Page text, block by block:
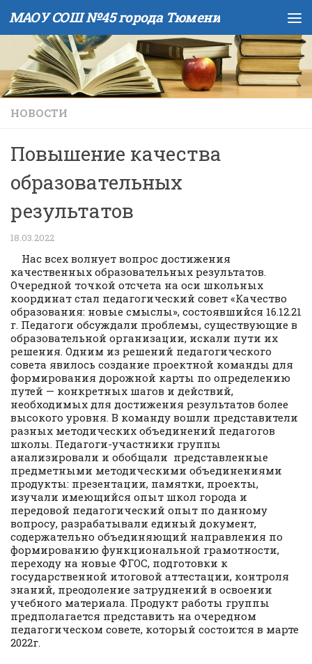
Skip to content
МАОУ СОШ №45 города Тюмени
НОВОСТИ
Повышение качества
образовательных
результатов
18.03.2022
Нас всех волнует вопрос достижения
качественных образовательных результатов.
Очередной точкой отсчета на оси школьных
координат стал педагогический совет «Качество
образования: новые смыслы», состоявшийся 16.12.21
г. Педагоги обсуждали проблемы, существующие в
образовательной организации, искали пути их
решения. Одним из решений педагогического
совета явилось создание проектной команды для
формирования дорожной карты по определению
путей — конкретных шагов и действий,
необходимых для достижения результатов более
высокого уровня. В команду вошли представители
разных методических объединений педагогов
школы. Педагоги-участники группы
анализировали и обобщали представленные
предметными методическими объединениями
продукты: презентации, памятки, проекты,
изучали имеющийся опыт школ города и
передовой педагогический опыт по данному
вопросу, разрабатывали единый документ,
содержательно объединяющий направления по
формированию функциональной грамотности,
переходу на новые ФГОС, подготовки к
государственной итоговой аттестации, контроля
знаний, преодоление затруднений в освоении
учебного материала. Продукт работы группы
предполагается представить на очередном
педагогическом совете, который состоится в марте
2022г.